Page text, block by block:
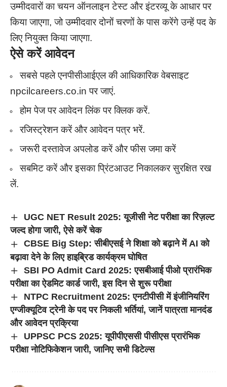
उम्मीदवारों का चयन ऑनलाइन टेस्ट और इंटरव्यू के आधार पर
किया जाएगा, जो उम्मीदवार दोनों चरणों के पास करेंगे उन्हें पद के
लिए नियुक्त किया जाएगा.
ऐसे करें आवेदन
सबसे पहले एनपीसीआईएल की आधिकारिक वेबसाइट
npcilcareers.co.in पर जाएं.
होम पेज पर आवेदन लिंक पर क्लिक करें.
रजिस्ट्रेशन करें और आवेदन पत्र भरें.
जरूरी दस्तावेज अपलोड करें और फीस जमा करें
सबमिट करें और इसका प्रिंटआउट निकालकर सुरक्षित रख
लें.
UGC NET Result 2025: यूजीसी नेट परीक्षा का रिज़ल्ट
जल्द होगा जारी, ऐसे करें चेक
CBSE Big Step: सीबीएसई ने शिक्षा को बढ़ाने में AI को
बढ़ावा देने के लिए हाइब्रिड कार्यक्रम घोषित
SBI PO Admit Card 2025: एसबीआई पीओ प्रारंभिक
परीक्षा का ऐडमिट कार्ड जारी, इस दिन से शुरू परीक्षा
NTPC Recruitment 2025: एनटीपीसी में इंजीनियरिंग
एग्जीक्यूटिव ट्रेनी के पद पर निकली भर्तियां, जानें पात्रता मानदंड
और आवेदन प्रक्रिया
UPPSC PCS 2025: यूपीपीएससी पीसीएस प्रारंभिक
परीक्षा नोटिफिकेशन जारी, जानिए सभी डिटेल्स